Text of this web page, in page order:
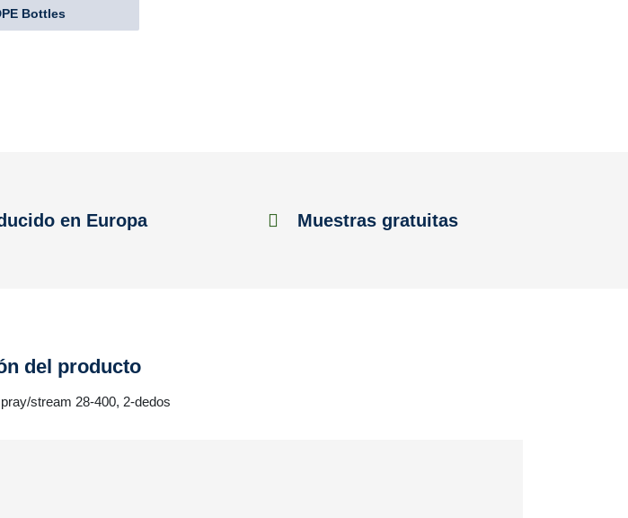
Bottles
en Europa Muestras gratuitas
del producto
stream 28-400, 2-dedos